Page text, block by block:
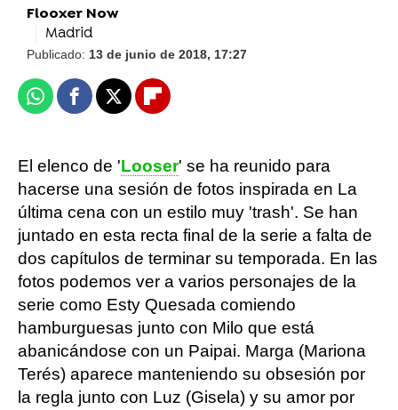
Flooxer Now
Madrid
Publicado: 13 de junio de 2018, 17:27
WhatsappFacebook
X Flipboard
El elenco de 'Looser' se ha reunido para
hacerse una sesión de fotos inspirada en La
última cena con un estilo muy 'trash'. Se han
juntado en esta recta final de la serie a falta de
dos capítulos de terminar su temporada. En las
fotos podemos ver a varios personajes de la
serie como Esty Quesada comiendo
hamburguesas junto con Milo que está
abanicándose con un Paipai. Marga (Mariona
Terés) aparece manteniendo su obsesión por
la regla junto con Luz (Gisela) y su amor por